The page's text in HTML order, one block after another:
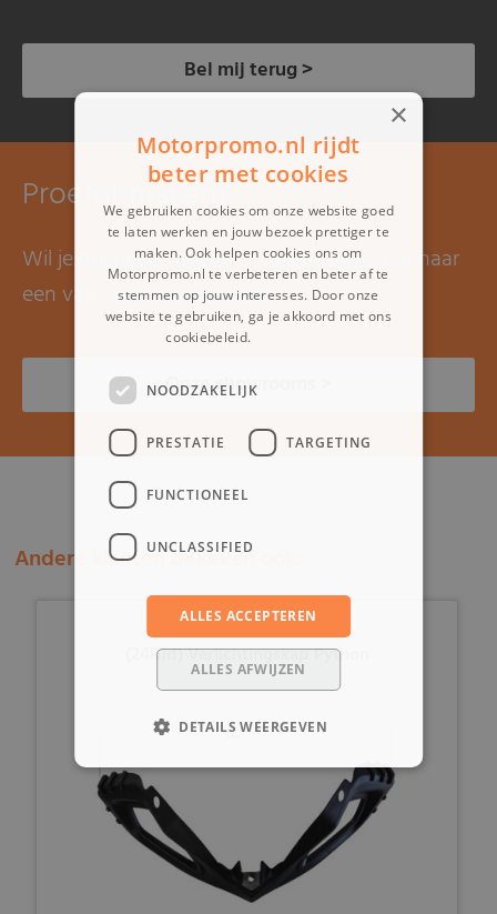
Bel mij terug >
Proefrit maken?
Wil je graag een proefrit maken? Kom dan naar
een van onze showrooms.
Onze showrooms >
Andere klanten bekeken ook:
(24R1d) Verlichtingskap Python
×
Motorpromo.nl rijdt
beter met cookies
We gebruiken cookies om onze website goed
te laten werken en jouw bezoek prettiger te
maken. Ook helpen cookies ons om
Motorpromo.nl te verbeteren en beter af te
stemmen op jouw interesses. Door onze
website te gebruiken, ga je akkoord met ons
cookiebeleid.
NOODZAKELIJK
PRESTATIE TARGETING
FUNCTIONEEL
UNCLASSIFIED
ALLES ACCEPTEREN
ALLES AFWIJZEN
DETAILS WEERGEVEN